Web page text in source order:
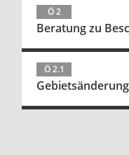
Ö 2
Beratung zu
Ö 2.1